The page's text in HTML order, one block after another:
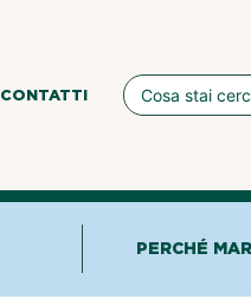
CONTATTI
PERCHÉ